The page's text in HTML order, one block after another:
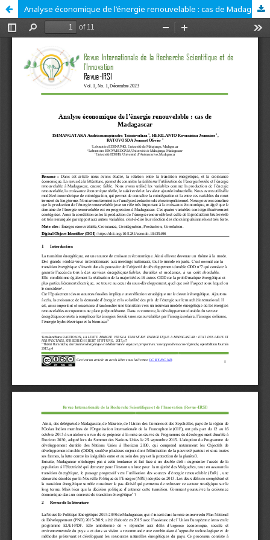
Analyse économique de l’énergie renouvelable : cas de Madagascar